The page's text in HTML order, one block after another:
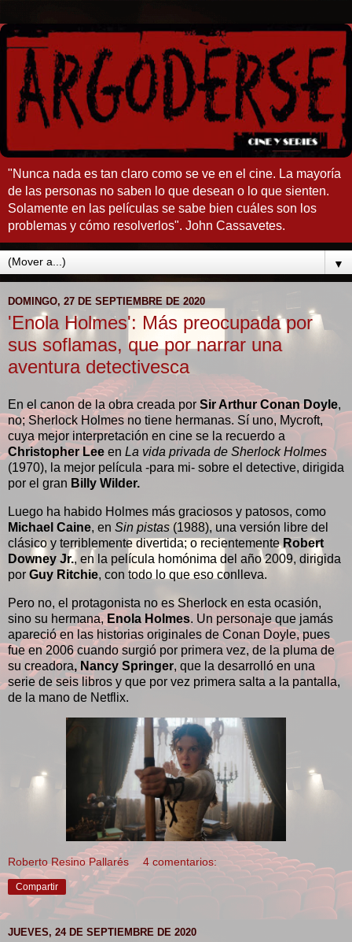
"Nunca nada es tan claro como se ve en el cine. La mayoría
de las personas no saben lo que desean o lo que sienten.
Solamente en las películas se sabe bien cuáles son los
problemas y cómo resolverlos". John Cassavetes.
▼
DOMINGO, 27 DE SEPTIEMBRE DE 2020
'Enola Holmes': Más preocupada por
sus soflamas, que por narrar una
aventura detectivesca
En el canon de la obra creada por Sir Arthur Conan Doyle,
no; Sherlock Holmes no tiene hermanas. Sí uno, Mycroft,
cuya mejor interpretación en cine se la recuerdo a
Christopher Lee en La vida privada de Sherlock Holmes
(1970), la mejor película -para mi- sobre el detective, dirigida
por el gran Billy Wilder.
Luego ha habido Holmes más graciosos y patosos, como
Michael Caine, en Sin pistas (1988), una versión libre del
clásico y terriblemente divertida; o recientemente Robert
Downey Jr., en la película homónima del año 2009, dirigida
por Guy Ritchie, con todo lo que eso conlleva.
Pero no, el protagonista no es Sherlock en esta ocasión,
sino su hermana, Enola Holmes. Un personaje que jamás
apareció en las historias originales de Conan Doyle, pues
fue en 2006 cuando surgió por primera vez, de la pluma de
su creadora, Nancy Springer, que la desarrolló en una
serie de seis libros y que por vez primera salta a la pantalla,
de la mano de Netflix.
Roberto Resino Pallarés 4 comentarios:
Compartir
JUEVES, 24 DE SEPTIEMBRE DE 2020